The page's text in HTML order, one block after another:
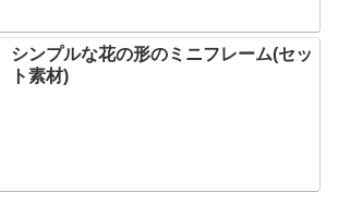
シンプルな花の形のミニフレーム(セッ
ト素材)